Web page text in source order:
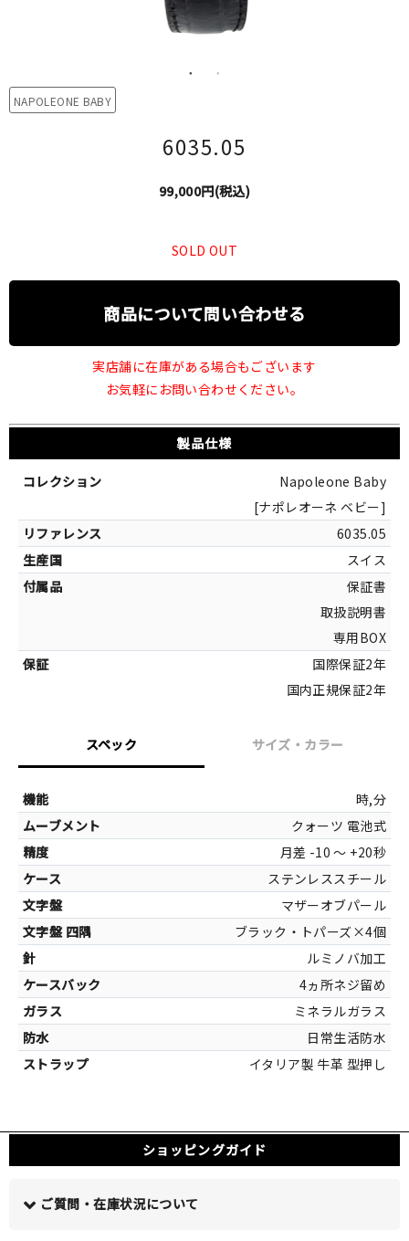
NAPOLEONE BABY
6035.05
99,000円(税込)
SOLD OUT
商品について問い合わせる
実店舗に在庫がある場合もございます
お気軽にお問い合わせください。
製品仕様
Napoleone Baby
[ナポレオーネ ベビー]
6035.05
スイス
保証書
取扱説明書
専用BOX
国際保証2年
国内正規保証2年
スペック
時,分
クォーツ 電池式
月差 -10 ～ +20秒
ステンレススチール
マザーオブパール
ブラック・トパーズ×4個
ルミノバ加工
4ヵ所ネジ留め
ミネラルガラス
日常生活防水
イタリア製 牛革 型押し
サイズ・カラー
カラー
シルバー[ステ
ホワイト[マ
ショッピングガイド
ご質問・在庫状況について